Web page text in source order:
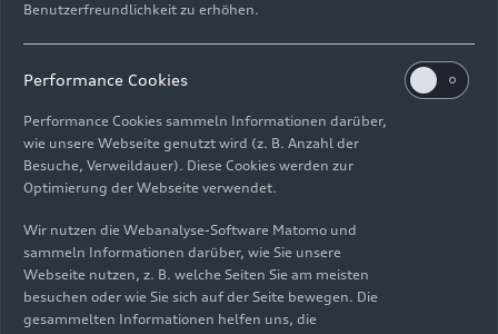
Preise beziehen sich auf das in Deutschland
angebotene Modellprogramm. Änderungen und
Cookie-InformationenCookie-Einstellungen
Informationen zur Barrierefreiheit
© 2026 AUDI AG. Alle Rechte vorbehalten.
Benutzerfreundlichkeit zu erhöhen.
Performance Cookies
Performance Cookies sammeln Informationen darüber,
wie unsere Webseite genutzt wird (z. B. Anzahl der
Besuche, Verweildauer). Diese Cookies werden zur
Optimierung der Webseite verwendet.
Wir nutzen die Webanalyse-Software Matomo und
sammeln Informationen darüber, wie Sie unsere
Webseite nutzen, z. B. welche Seiten Sie am meisten
besuchen oder wie Sie sich auf der Seite bewegen. Die
gesammelten Informationen helfen uns, die